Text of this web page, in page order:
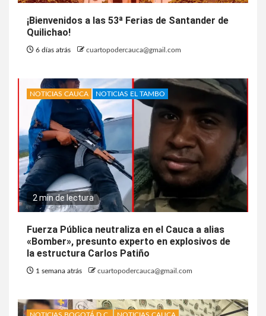
¡Bienvenidos a las 53ª Ferias de Santander de
Quilichao!
6 días atrás cuartopodercauca@gmail.com
NOTICIAS CAUCA NOTICIAS EL TAMBO
2 min de lectura
Fuerza Pública neutraliza en el Cauca a alias
«Bomber», presunto experto en explosivos de
la estructura Carlos Patiño
1 semana atrás cuartopodercauca@gmail.com